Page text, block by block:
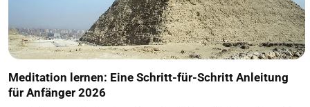
Meditation lernen: Eine Schritt-für-Schritt Anleitung
für Anfänger 2026